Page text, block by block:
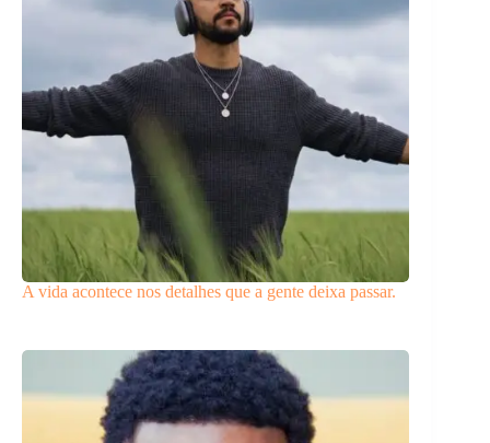
A vida acontece nos detalhes que a gente deixa passar.